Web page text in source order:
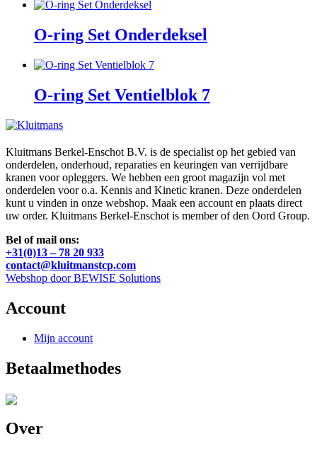
O-ring Set Onderdeksel
O-ring Set Ventielblok 7
Kluitmans Berkel-Enschot B.V. is de specialist op het gebied van
onderdelen, onderhoud, reparaties en keuringen van verrijdbare
kranen voor opleggers. We hebben een groot magazijn vol met
onderdelen voor o.a. Kennis and Kinetic kranen. Deze onderdelen
kunt u vinden in onze webshop. Maak een account en plaats direct
uw order. Kluitmans Berkel-Enschot is member of den Oord Group.
Bel of mail ons:
+31(0)13 – 78 20 933
contact@kluitmanstcp.com
Webshop door BEWISE Solutions
Account
Mijn account
Betaalmethodes
Over